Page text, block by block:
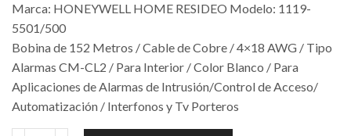
Marca: HONEYWELL HOME RESIDEO Modelo: 1119-
5501/500
Bobina de 152 Metros / Cable de Cobre / 4×18 AWG / Tipo
Alarmas CM-CL2 / Para Interior / Color Blanco / Para
Aplicaciones de Alarmas de Intrusión/Control de Acceso/
Automatización / Interfonos y Tv Porteros